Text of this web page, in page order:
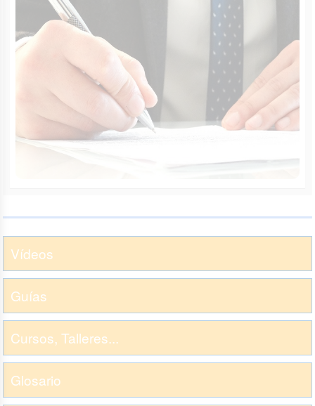
Vídeos
Guías
Cursos, Talleres...
Glosario